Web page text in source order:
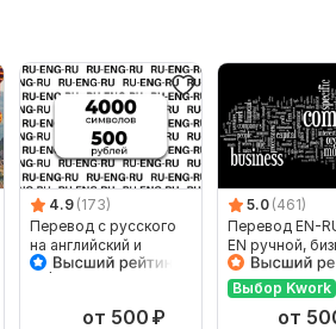
4.9 (173)
Перевод с русского
на английский и
обратно
от 500 ₽
5.0 (461)
Перевод EN-
EN ручной,
английский
Выбор Kwork
от